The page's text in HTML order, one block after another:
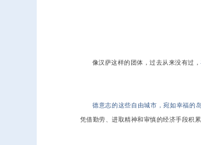
像汉萨这样的团体，过去从来没有过，
德意志的这些自由城市，宛如幸福的
凭借勤劳、进取精神和审慎的经济手段积